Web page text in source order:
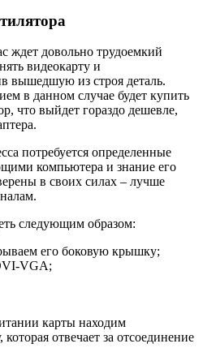
ждет довольно трудоемкий
видеокарту и
вышедшую из строя деталь.
в данном случае будет купить
что выйдет гораздо дешевле,
потребуется определенные
компьютера и знание его
в своих силах – лучше
следующим образом:
его боковую крышку;
VGA;
карты находим
отвечает за отсоединение